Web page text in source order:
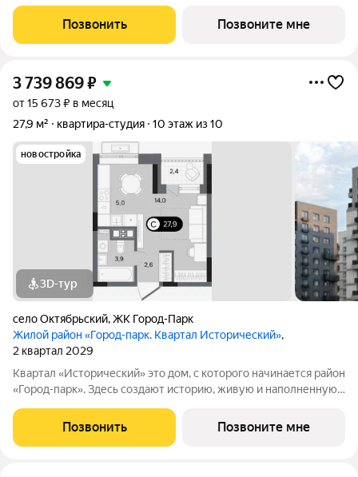
от семи до десяти этажей и двух десятиэтажных башен,
выходящих на
Позвонить Позвоните мне
3 739 869₽
от 15 673 ₽ в месяц
27,9 м²
квартира-студия 10 этаж из 10
новостройка
3D-тур
село Октябрьский,ЖК Город-Парк
Жилой район «Город-парк. Квартал Исторический»,
2 квартал 2029
Квартал «Исторический» это дом, с которого начинается район
«Город-парк». Здесь создают историю, живую и наполненную
от семи до десяти этажей и двух десятиэтажных башен,
выходящих на
Позвонить Позвоните мне